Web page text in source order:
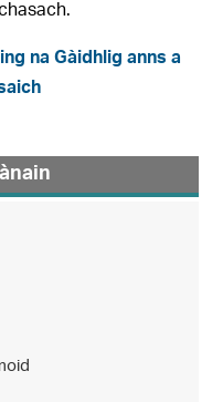
na Gàidhlig anns a